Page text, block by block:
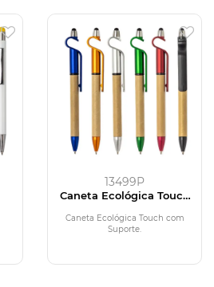
13499P
Caneta Ecológica Touch
Caneta Ecológica Touch com
Suporte.